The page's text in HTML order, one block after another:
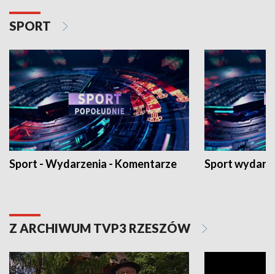
SPORT
Sport - Wydarzenia - Komentarze Sport
Z ARCHIWUM TVP3 RZESZÓW